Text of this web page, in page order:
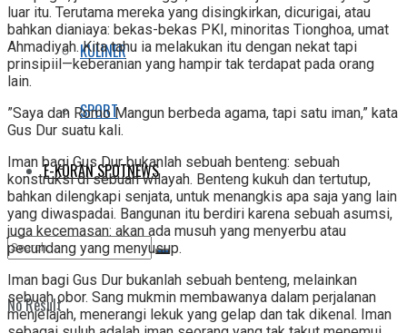
KULINER
SPORT
E-KORAN SPOTNEWS
No Result
luar itu. Terutama mereka yang disingkirkan, dicurigai, atau
bahkan dianiaya: bekas-bekas PKI, minoritas Tionghoa, umat
Ahmadiyah. Kita tahu ia melakukan itu dengan nekat tapi
prinsipiil—keberanian yang hampir tak terdapat pada orang
lain.
”Saya dan Romo Mangun berbeda agama, tapi satu iman,” kata
Gus Dur suatu kali.
Iman bagi Gus Dur bukanlah sebuah benteng: sebuah
konstruksi di sebuah wilayah. Benteng kukuh dan tertutup,
bahkan dilengkapi senjata, untuk menangkis apa saja yang lain
yang diwaspadai. Bangunan itu berdiri karena sebuah asumsi,
juga kecemasan: akan ada musuh yang menyerbu atau
pecundang yang menyusup.
Iman bagi Gus Dur bukanlah sebuah benteng, melainkan
sebuah obor. Sang mukmin membawanya dalam perjalan­an
menjelajah, menerangi lekuk yang gelap dan tak dikenal. Iman